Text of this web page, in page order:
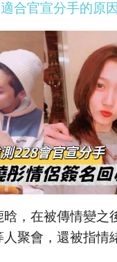
合官宣分手的原
，在被傳情變之
聚會，還被指情